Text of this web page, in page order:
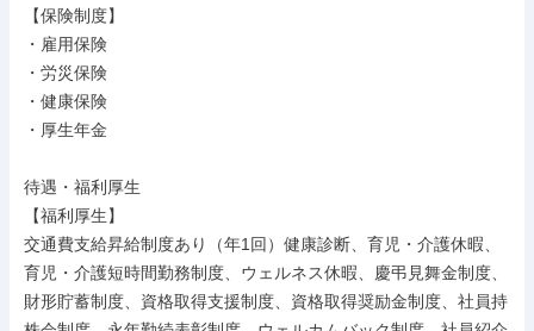
【保険制度】
・雇用保険
・労災保険
・健康保険
・厚生年金
待遇・福利厚生
【福利厚生】
交通費支給昇給制度あり（年1回）健康診断、育児・介護休暇、
育児・介護短時間勤務制度、ウェルネス休暇、慶弔見舞金制度、
財形貯蓄制度、資格取得支援制度、資格取得奨励金制度、社員持